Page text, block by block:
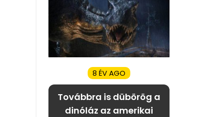
8 ÉV AGO
Továbbra is dübörög a
dinóláz az amerikai